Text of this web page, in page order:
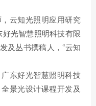
云知光照明应用研究
好光智慧照明科技有限
及丛书撰稿人，“云知
东好光智慧照明科技
景光设计课程开发及